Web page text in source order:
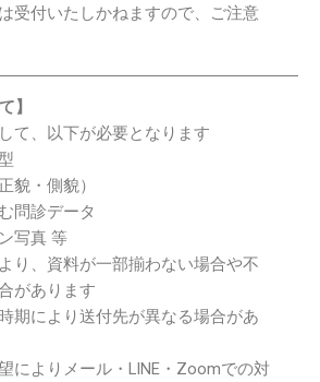
受付いたしかねますので、ご注意
】
て、以下が必要となります
貌・側貌）
問診データ
写真 等
り、資料が一部揃わない場合や不
があります
期により送付先が異なる場合があ
によりメール・LINE・Zoomでの対